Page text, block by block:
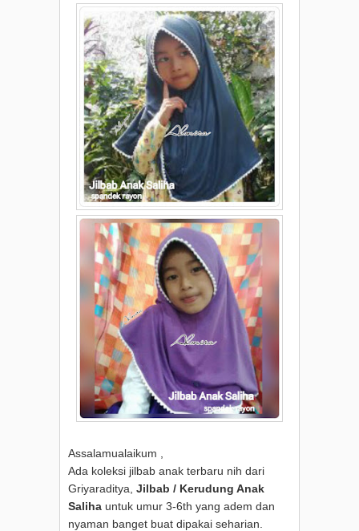
Assalamualaikum ,
Ada koleksi jilbab anak terbaru nih dari
Griyaraditya, Jilbab / Kerudung Anak
Saliha untuk umur 3-6th yang adem dan
nyaman banget buat dipakai seharian.